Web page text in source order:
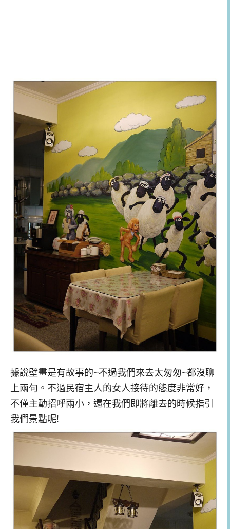
據說壁畫是有故事的~不過我們來去太匆匆~都沒聊
上兩句。不過民宿主人的女人接待的態度非常好，
不僅主動招呼兩小，還在我們即將離去的時候指引
我們景點呢!